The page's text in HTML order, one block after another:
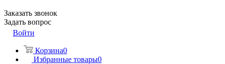
Заказать звонок
Задать вопрос
Войти
Корзина0
Избранные товары0